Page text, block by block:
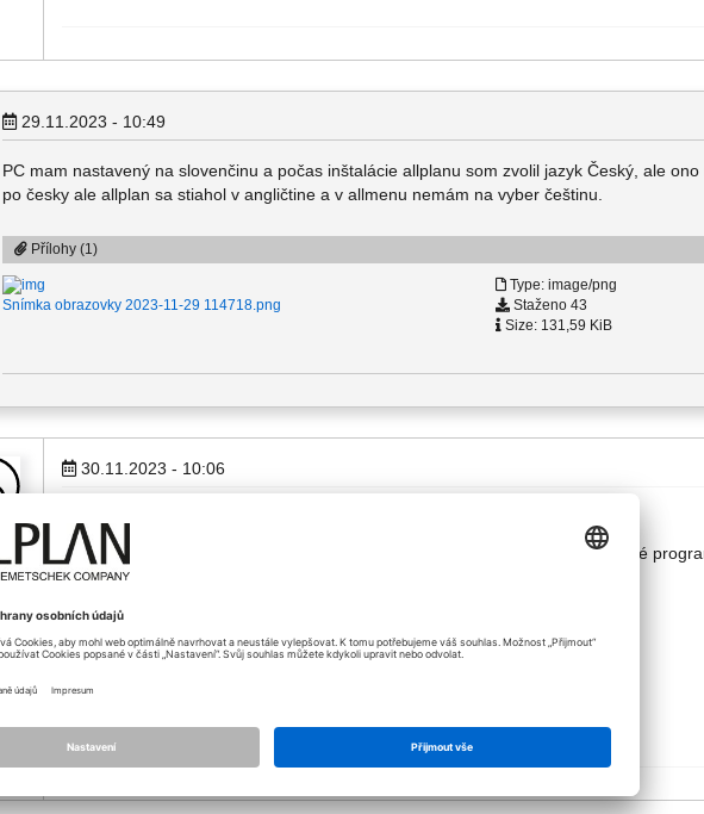
29.11.2023 - 10:49
PC mam nastavený na slovenčinu a počas inštalácie allplanu som zvolil jazyk Český, ale
po česky ale allplan sa stiahol v angličtine a v allmenu nemám na vyber češtinu.
Přílohy (1)
Snímka obrazovky 2023-11-29 114718.png
Type: image/png
Staženo 43
Size: 131,59 KiB
30.11.2023 - 10:06
priložte screenshot z podporovaných jazykov Vaším PK -> Allmenu / Obslužné
prejdite na ikonku "i".
S pozdravom
Ing. Šimon Racek
Produktový špecialista technickej podpory
Allplan Slovensko s.r.o.